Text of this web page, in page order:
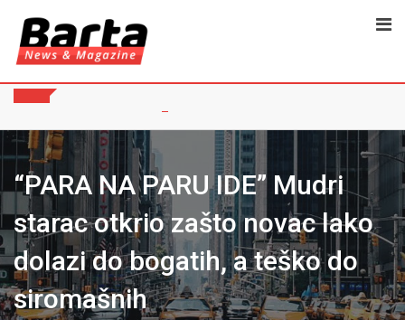
content
“PARA NA PARU IDE” Mudri
starac otkrio zašto novac lako
dolazi do bogatih, a teško do
siromašnih